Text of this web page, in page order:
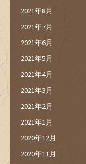
2021年8月
2021年7月
2021年6月
2021年5月
2021年4月
2021年3月
2021年2月
2021年1月
2020年12月
2020年11月